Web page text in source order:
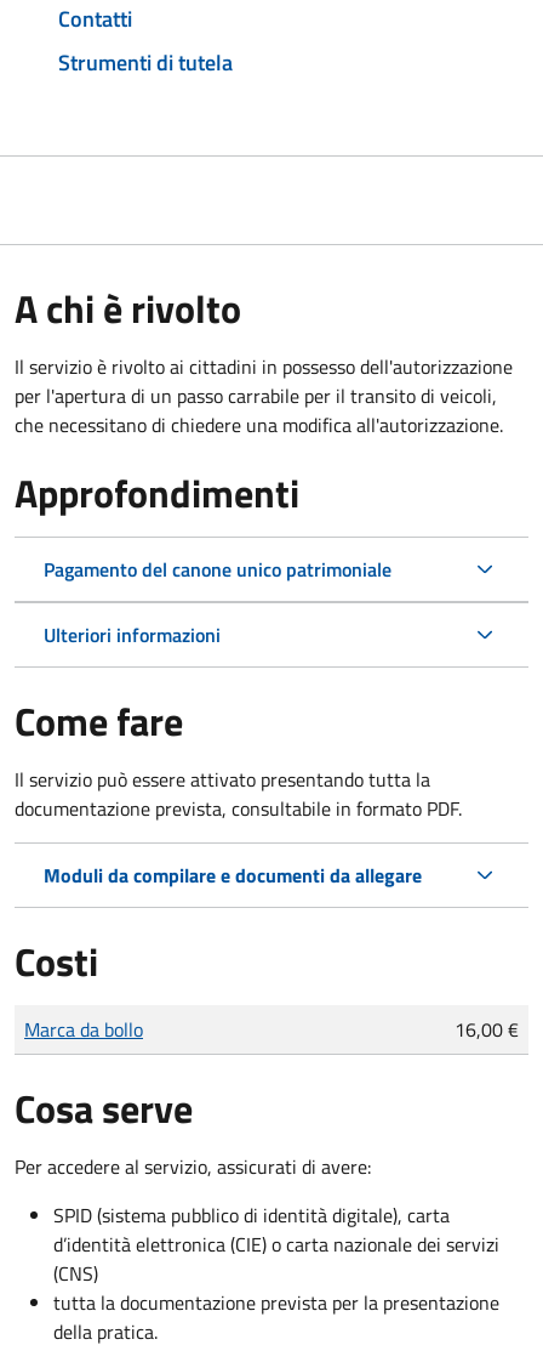
Contatti
Strumenti di tutela
A chi è rivolto
Il servizio è rivolto ai cittadini in possesso dell'autorizzazione
per l'apertura di un passo carrabile per il transito di veicoli,
che necessitano di chiedere una modifica all'autorizzazione.
Approfondimenti
Pagamento del canone unico patrimoniale
Ulteriori informazioni
Come fare
Il servizio può essere attivato presentando tutta la
documentazione prevista, consultabile in formato PDF.
Moduli da compilare e documenti da allegare
Costi
Tipo di pagamento
Importo
Marca da bollo 16,00 €
Cosa serve
Per accedere al servizio, assicurati di avere:
SPID (sistema pubblico di identità digitale), carta
d’identità elettronica (CIE) o carta nazionale dei servizi
(CNS)
tutta la documentazione prevista per la presentazione
della pratica.